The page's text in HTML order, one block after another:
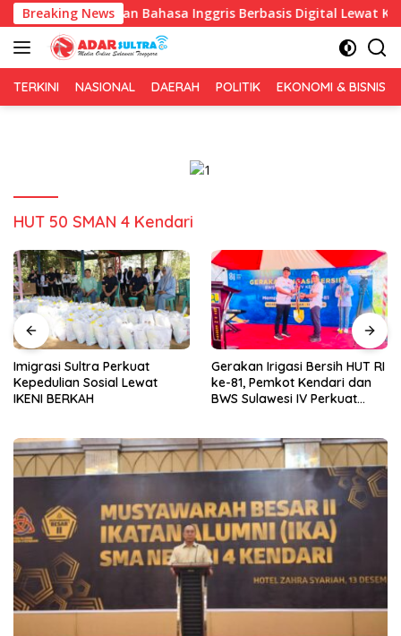
Langsung
ke
konten
Breaking News
Pembelajaran Bahasa Inggris Berbasis Digital Lewat KKN
TERKINI NASIONAL DAERAH POLITIK EKONOMI & BISNIS
HUT 50 SMAN 4 Kendari
Imigrasi Sultra Perkuat
Kepedulian Sosial Lewat
IKENI BERKAH
Gerakan Irigasi Bersih HUT RI
ke-81, Pemkot Kendari dan
BWS Sulawesi IV Perkuat